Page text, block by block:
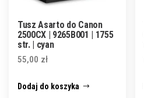
Tusz Asarto do Canon
2500CX | 9265B001 | 1755
str. | cyan
55,00 zł
Dodaj do koszyka